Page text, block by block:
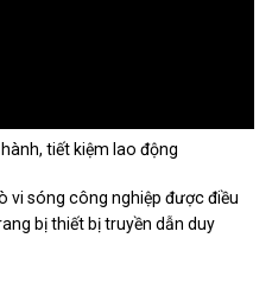
tiết kiệm lao động
sóng công nghiệp được điều
bị thiết bị truyền dẫn duy